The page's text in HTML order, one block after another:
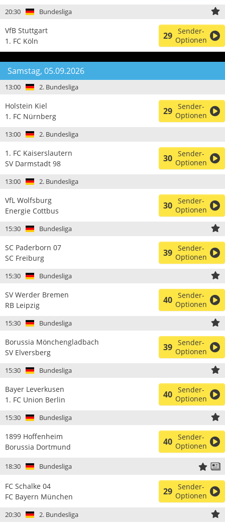
20:30 Bundesliga
VfB Stuttgart
1. FC Köln
29 Sender-
Optionen
Samstag, 05.09.2026
13:00 2. Bundesliga
Holstein Kiel
1. FC Nürnberg
29 Sender-
Optionen
13:00 2. Bundesliga
1. FC Kaiserslautern
SV Darmstadt 98
30 Sender-
Optionen
13:00 2. Bundesliga
VfL Wolfsburg
Energie Cottbus
30 Sender-
Optionen
15:30 Bundesliga
SC Paderborn 07
SC Freiburg
39 Sender-
Optionen
15:30 Bundesliga
SV Werder Bremen
RB Leipzig
40 Sender-
Optionen
15:30 Bundesliga
Borussia Mönchengladbach
SV Elversberg
39 Sender-
Optionen
15:30 Bundesliga
Bayer Leverkusen
1. FC Union Berlin
40 Sender-
Optionen
15:30 Bundesliga
1899 Hoffenheim
Borussia Dortmund
40 Sender-
Optionen
18:30 Bundesliga
FC Schalke 04
FC Bayern München
29 Sender-
Optionen
20:30 2. Bundesliga